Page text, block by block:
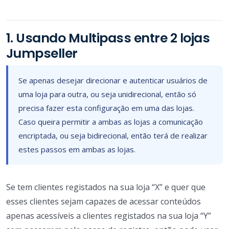
1. Usando Multipass entre 2 lojas
Jumpseller
Se apenas desejar direcionar e autenticar usuários de
uma loja para outra, ou seja unidirecional, então só
precisa fazer esta configuração em uma das lojas.
Caso queira permitir a ambas as lojas a comunicação
encriptada, ou seja bidirecional, então terá de realizar
estes passos em ambas as lojas.
Se tem clientes registados na sua loja “X” e quer que
esses clientes sejam capazes de acessar conteúdos
apenas acessíveis a clientes registados na sua loja “Y”